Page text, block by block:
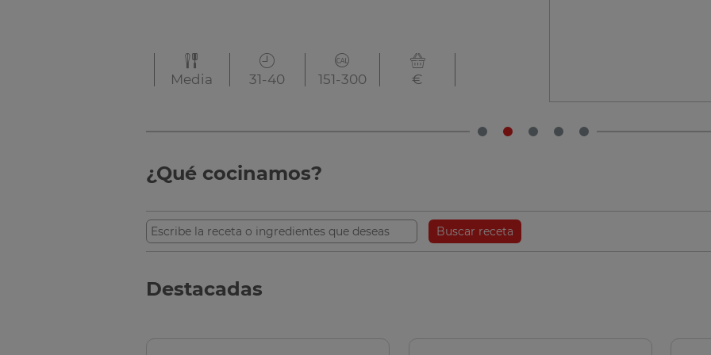
Fácil 50 > 151-300 €€
¿Qué cocinamos?
Buscar receta
Destacadas